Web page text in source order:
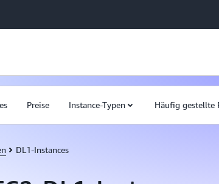
Preise Instance-Typen Häufig gestellte
DL1-Instances